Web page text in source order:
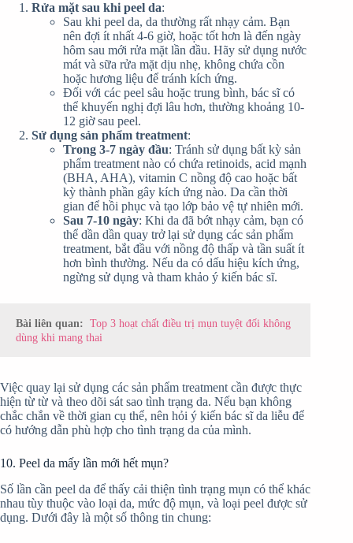
Rửa mặt sau khi peel da:
Sau khi peel da, da thường rất nhạy cảm. Bạn
nên đợi ít nhất 4-6 giờ, hoặc tốt hơn là đến ngày
hôm sau mới rửa mặt lần đầu. Hãy sử dụng nước
mát và sữa rửa mặt dịu nhẹ, không chứa cồn
hoặc hương liệu để tránh kích ứng.
Đối với các peel sâu hoặc trung bình, bác sĩ có
thể khuyến nghị đợi lâu hơn, thường khoảng 10-
12 giờ sau peel.
Sử dụng sản phẩm treatment:
Trong 3-7 ngày đầu: Tránh sử dụng bất kỳ sản
phẩm treatment nào có chứa retinoids, acid mạnh
(BHA, AHA), vitamin C nồng độ cao hoặc bất
kỳ thành phần gây kích ứng nào. Da cần thời
gian để hồi phục và tạo lớp bảo vệ tự nhiên mới.
Sau 7-10 ngày: Khi da đã bớt nhạy cảm, bạn có
thể dần dần quay trở lại sử dụng các sản phẩm
treatment, bắt đầu với nồng độ thấp và tần suất ít
hơn bình thường. Nếu da có dấu hiệu kích ứng,
ngừng sử dụng và tham khảo ý kiến bác sĩ.
Bài liên quan: Top 3 hoạt chất điều trị mụn tuyệt đối không
dùng khi mang thai
Việc quay lại sử dụng các sản phẩm treatment cần được thực
hiện từ từ và theo dõi sát sao tình trạng da. Nếu bạn không
chắc chắn về thời gian cụ thể, nên hỏi ý kiến bác sĩ da liễu để
có hướng dẫn phù hợp cho tình trạng da của mình.
10. Peel da mấy lần mới hết mụn?
Số lần cần peel da để thấy cải thiện tình trạng mụn có thể khác
nhau tùy thuộc vào loại da, mức độ mụn, và loại peel được sử
dụng. Dưới đây là một số thông tin chung: